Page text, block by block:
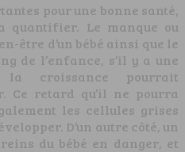
pour une bonne santé,
Le manque ou
être d’un bébé ainsi que le
de l’enfance, s’il y a une
la croissance pourrait
Ce retard qu’il ne pourra
les cellules grises
D’un autre côté, un
du bébé en danger, et